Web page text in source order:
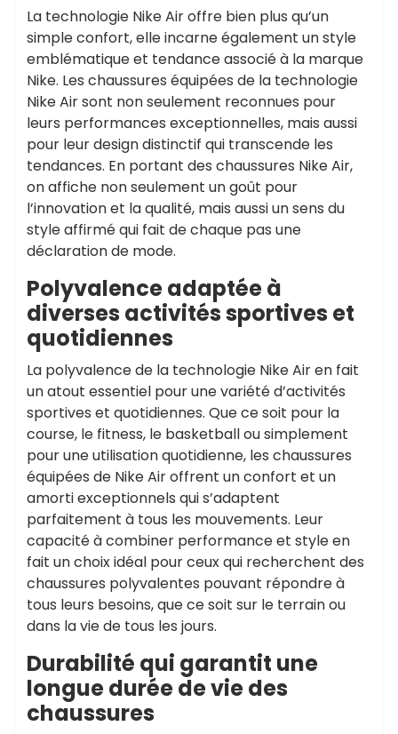
La technologie Nike Air offre bien plus qu’un
simple confort, elle incarne également un style
emblématique et tendance associé à la marque
Nike. Les chaussures équipées de la technologie
Nike Air sont non seulement reconnues pour
leurs performances exceptionnelles, mais aussi
pour leur design distinctif qui transcende les
tendances. En portant des chaussures Nike Air,
on affiche non seulement un goût pour
l’innovation et la qualité, mais aussi un sens du
style affirmé qui fait de chaque pas une
déclaration de mode.
Polyvalence adaptée à
diverses activités sportives et
quotidiennes
La polyvalence de la technologie Nike Air en fait
un atout essentiel pour une variété d’activités
sportives et quotidiennes. Que ce soit pour la
course, le fitness, le basketball ou simplement
pour une utilisation quotidienne, les chaussures
équipées de Nike Air offrent un confort et un
amorti exceptionnels qui s’adaptent
parfaitement à tous les mouvements. Leur
capacité à combiner performance et style en
fait un choix idéal pour ceux qui recherchent des
chaussures polyvalentes pouvant répondre à
tous leurs besoins, que ce soit sur le terrain ou
dans la vie de tous les jours.
Durabilité qui garantit une
longue durée de vie des
chaussures